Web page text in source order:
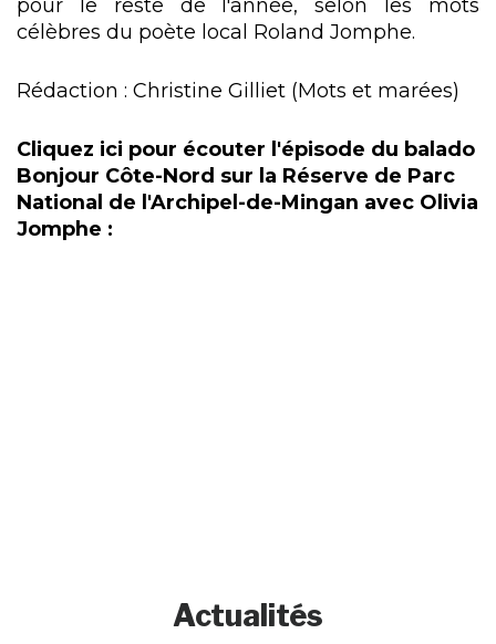
célèbres du poète local Roland Jomphe.
Rédaction : Christine Gilliet (Mots et marées)
Cliquez ici pour écouter l'épisode du balado
Bonjour Côte-Nord sur la Réserve de Parc
National de l'Archipel-de-Mingan avec Olivia
Jomphe :
Actualités